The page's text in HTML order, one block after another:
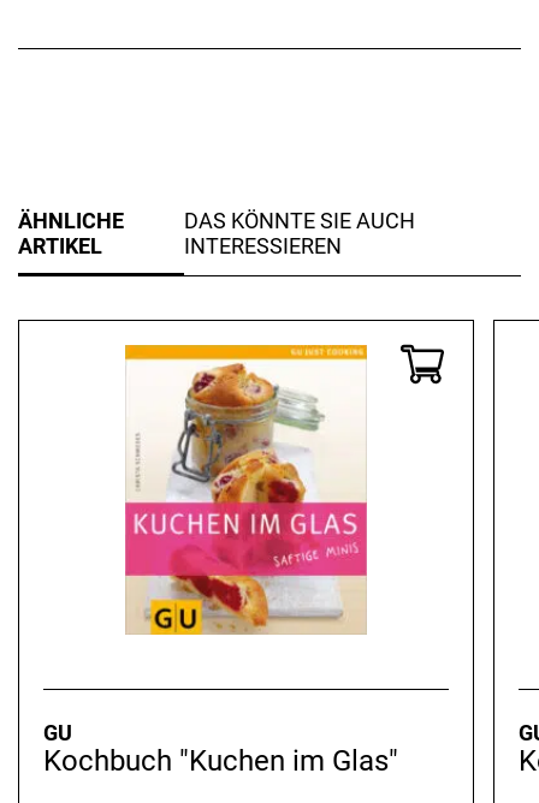
ÄHNLICHE
ARTIKEL
DAS KÖNNTE SIE AUCH
INTERESSIEREN
GU
Kochbuch "Kuchen im Glas"